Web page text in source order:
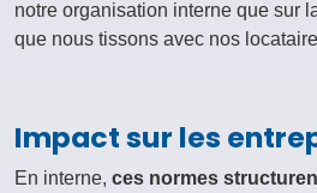
notre organisation interne que sur
que nous tissons avec nos
Impact sur les
En interne, ces normes